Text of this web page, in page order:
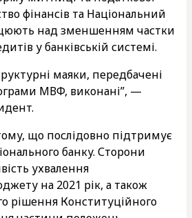
фінансів та Національний
над зменшенням частки
у банківській системі.
маяки, передбачені
МВФ, виконані”, —
що послідовно підтримує
банку. Сторони
ухвалення
на 2021 рік, а також
рішення Конституційного